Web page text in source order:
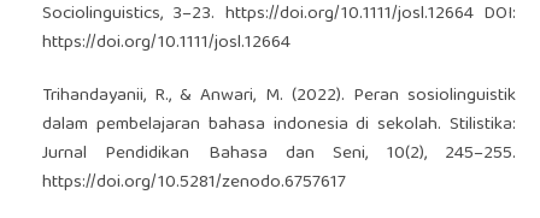
Sociolinguistics, 3–23. https://doi.org/10.1111/josl.12664DOI:
https://doi.org/10.1111/josl.12664
Trihandayanii, R., & Anwari, M. (2022). Peran sosiolinguistik
dalam pembelajaran bahasa indonesia di sekolah. Stilistika:
Jurnal Pendidikan Bahasa dan Seni, 10(2), 245–255.
https://doi.org/10.5281/zenodo.6757617